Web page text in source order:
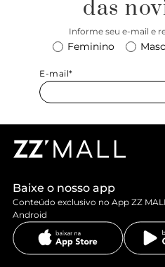
das
Informe seu e-mail e
Feminino
E-mail*
Baixe o nosso app
Conteúdo exclusivo no App ZZ
Android